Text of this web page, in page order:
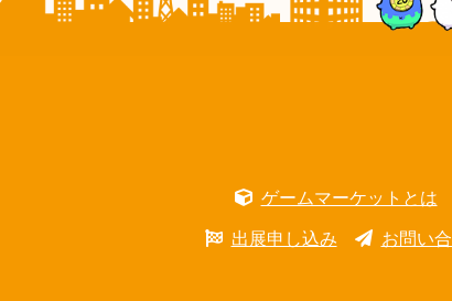
ゲームマーケットとは
出展申し込み お問い